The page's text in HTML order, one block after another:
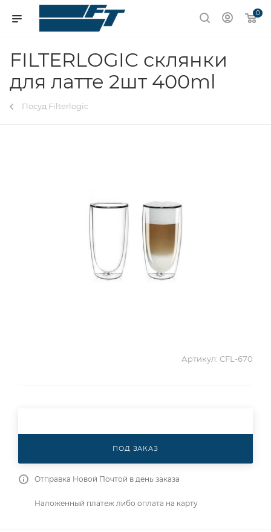
0
FILTERLOGIC склянки
для латте 2шт 400ml
Посуд Filterlogic
Артикул: CFL-670
ПОД ЗАКАЗ
Отправка Новой Почтой в день заказа
Наложенный платеж либо оплата на карту